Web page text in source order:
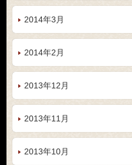
2014年3月
2014年2月
2013年12月
2013年11月
2013年10月